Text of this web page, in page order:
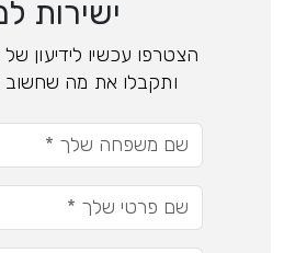
ישירות
הצטרפו עכשיו לידיעון
ותקבלו את מה